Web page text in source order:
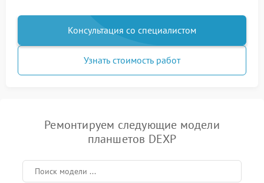
Консультация со специалистом
Узнать стоимость работ
Ремонтируем следующие модели
планшетов DEXP